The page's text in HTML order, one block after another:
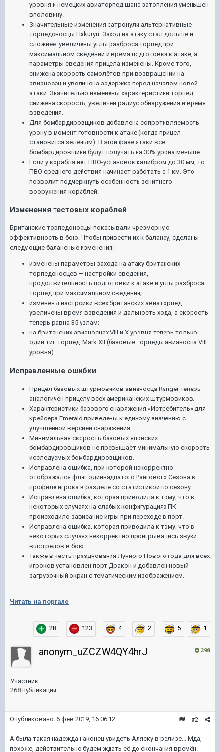
уровня и немецких авиаторпед шанс затопления уменьшен
вполовину.
Значительные изменения затронули альтернативные
торпедоносцы Hakuryu. Заход на атаку стал дольше и
сложнее: увеличены углы разброса торпед при
максимальном сведении и время подготовки к атаке, а
параметры сведения прицела изменены. Кроме того,
снижена скорость самолётов при возвращении на
авианосец и увеличена задержка перед началом новой
атаки. Значительно изменены характеристики торпед:
снижена скорость, увеличен радиус обнаружения и время
взведения.
Для бомбардировщиков добавлена сопротивляемость
урону в момент готовности к атаке (когда прицел
становится зелёным). В этой фазе атаки все
бомбардировщики будут получать на 30% урона меньше.
Если у корабля нет ПВО-установок калибром до 30 мм, то
ПВО среднего действия начинает работать с 1 км. Это
позволит подчеркнуть особенность зенитного
вооружения кораблей.
Изменения тестовых кораблей
Британские торпедоносцы показывали чрезмерную
эффективность в бою. Чтобы привести их к балансу, сделаны
следующие балансные изменения:
изменены параметры захода на атаку британских
торпедоносцев — настройки сведения,
продолжительность подготовки к атаке и углы разброса
торпед при максимальном сведении;
изменены настройки всех британских авиаторпед:
увеличены время взведения и дальность хода, а скорость
теперь равна 35 узлам;
на британских авианосцах VIII и X уровня теперь только
один тип торпед: Mark XII (базовые торпеды авианосца VIII
уровня).
Исправленные ошибки
Прицел базовых штурмовиков авианосца Ranger теперь
аналогичен прицелу всех американских штурмовиков.
Характеристики базового снаряжения «Истребитель» для
крейсера Emerald приведены к единому значению с
улучшенной версией снаряжения.
Минимальная скорость базовых японских
бомбардировщиков не превышает минимальную скорость
исследуемых бомбардировщиков.
Исправлена ошибка, при которой некорректно
отображался флаг одиннадцатого Рангового Сезона в
профиле игрока в разделе со статистикой по сезону.
Исправлена ошибка, которая приводила к тому, что в
некоторых случаях на слабых конфигурациях ПК
происходило зависание игры при переходе в порт.
Исправлена ошибка, которая приводила к тому, что в
некоторых случаях некорректно проигрывались звуки
выстрелов в бою.
Также в честь празднования Лунного Нового года для всех
игроков установлен порт Дракон и добавлен новый
загрузочный экран с тематическим изображением.
Читать на портале
28 123 4 2 5 1
398
anonym_uZCZW4QY4hrJ
Участник
268 публикаций
#2
Опубликовано: 6 фев 2019, 16:06:12
А была такая надежда наконец увидеть Аляску в релизе... Мда,
похоже, действительно будем ждать её до скончания времён.